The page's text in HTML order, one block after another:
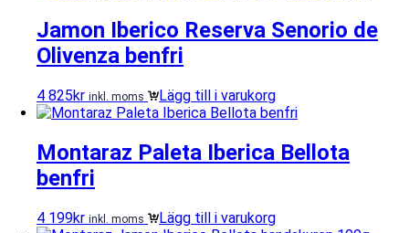
Jamon Iberico Reserva Senorio de
Olivenza benfri
4 825kr inkl. moms Lägg till i varukorg
Montaraz Paleta Iberica Bellota
benfri
4 199kr inkl. moms Lägg till i varukorg